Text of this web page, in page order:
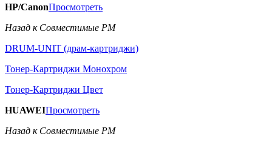
HP/CanonПросмотреть
Назад к Совместимые РМ
DRUM-UNIT (драм-картриджи)
Тонер-Картриджи Монохром
Тонер-Картриджи Цвет
HUAWEIПросмотреть
Назад к Совместимые РМ